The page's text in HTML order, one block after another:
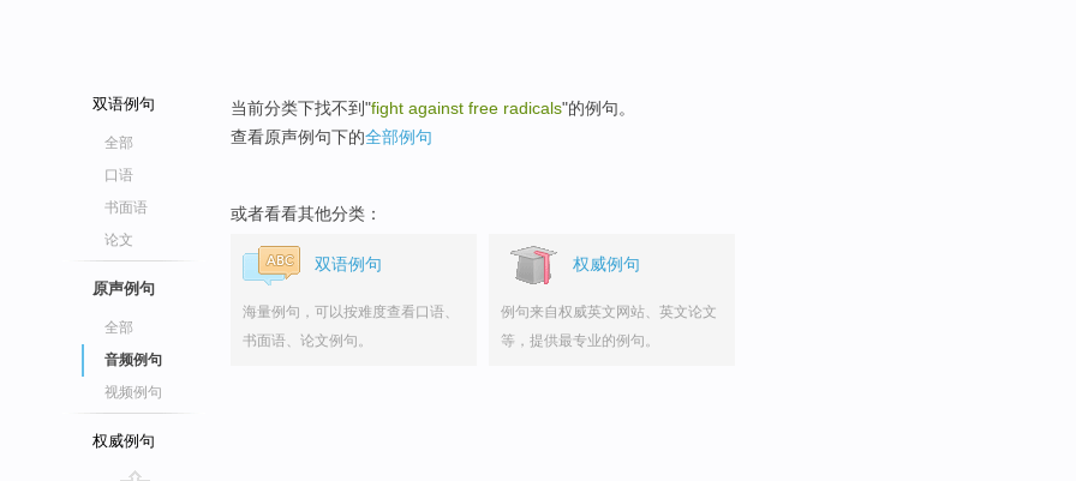
双语例句
全部
口语
书面语
论文
原声例句
全部
音频例句
视频例句
权威例句
当前分类下找不到"fight against free radicals"的例句。
查看原声例句下的全部例句
或者看看其他分类：
双语例句
海量例句，可以按难度查看口语、
书面语、论文例句。
权威例句
例句来自权威英文网站、英文论文
等，提供最专业的例句。